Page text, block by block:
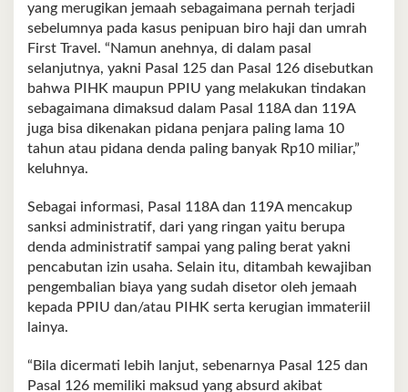
yang merugikan jemaah sebagaimana pernah terjadi
sebelumnya pada kasus penipuan biro haji dan umrah
First Travel. “Namun anehnya, di dalam pasal
selanjutnya, yakni Pasal 125 dan Pasal 126 disebutkan
bahwa PIHK maupun PPIU yang melakukan tindakan
sebagaimana dimaksud dalam Pasal 118A dan 119A
juga bisa dikenakan pidana penjara paling lama 10
tahun atau pidana denda paling banyak Rp10 miliar,”
keluhnya.
Sebagai informasi, Pasal 118A dan 119A mencakup
sanksi administratif, dari yang ringan yaitu berupa
denda administratif sampai yang paling berat yakni
pencabutan izin usaha. Selain itu, ditambah kewajiban
pengembalian biaya yang sudah disetor oleh jemaah
kepada PPIU dan/atau PIHK serta kerugian immateriil
lainya.
“Bila dicermati lebih lanjut, sebenarnya Pasal 125 dan
Pasal 126 memiliki maksud yang absurd akibat